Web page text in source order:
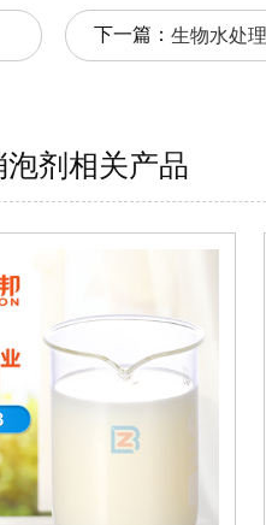
下一篇： 生物水处
泡剂相关产品